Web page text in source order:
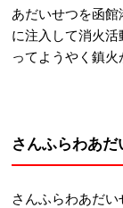
あだいせつを函
に注入して消火
ってようやく鎮火
さんふらわあ
さんふらわあだ